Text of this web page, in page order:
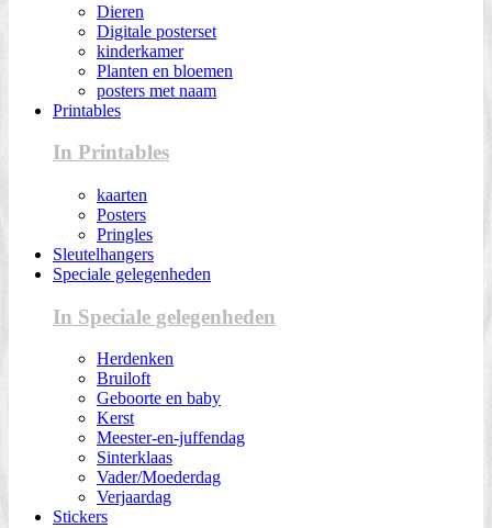
Dieren
Digitale posterset
kinderkamer
Planten en bloemen
posters met naam
Printables
In Printables
kaarten
Posters
Pringles
Sleutelhangers
Speciale gelegenheden
In Speciale gelegenheden
Herdenken
Bruiloft
Geboorte en baby
Kerst
Meester-en-juffendag
Sinterklaas
Vader/Moederdag
Verjaardag
Stickers